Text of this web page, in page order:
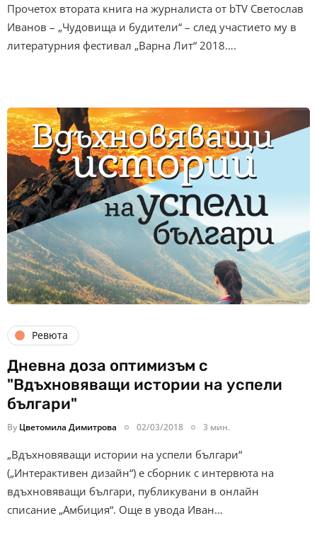
Прочетох втората книга на журналиста от bTV Светослав
Иванов – „Чудовища и будители“ – след участието му в
литературния фестивал „Варна Лит“ 2018….
Ревюта
Дневна доза оптимизъм с
"Вдъхновяващи истории на успели
българи"
By Цветомила Димитрова 02/03/2018 3 мин.
„Вдъхновяващи истории на успели българи“
(„Интерактивен дизайн“) е сборник с интервюта на
вдъхновяващи българи, публикувани в онлайн
списание „Амбиция“. Още в увода Иван…